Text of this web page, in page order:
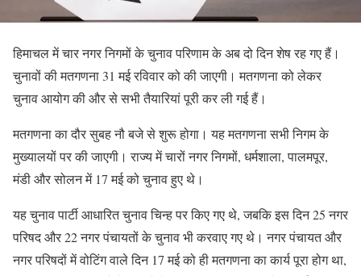
हिमाचल में चार नगर निगमों के चुनाव परिणाम के अब दो दिन शेष रह गए हैं।
चुनावों की मतगणना 31 मई रविवार को की जाएगी। मतगणना को लेकर
चुनाव आयोग की और से सभी तैयारियां पूरी कर ली गई हैं।
मतगणना का दौर सुबह नौ बजे से शुरू होगा। यह मतगणना सभी निगम के
मुख्यालयों पर की जाएगी। राज्य में चारों नगर निगमों, धर्मशाला, पालमपूर,
मंडी और सोलन में 17 मई को चुनाव हुए थे।
यह चुनाव पार्टी आधारित चुनाव चिन्ह पर किए गए थे, जबकि इस दिन 25 नगर
परिषद और 22 नगर पंचायतों के चुनाव भी करवाए गए थे। नगर पंचायत और
नगर परिषदों में वोटिंग वाले दिन 17 मई को ही मतगणना का कार्य पूरा होग था,